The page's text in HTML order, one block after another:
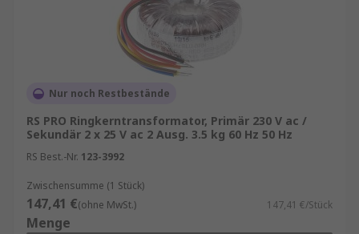
Nur noch Restbestände
RS PRO Ringkerntransformator, Primär 230 V ac /
Sekundär 2 x 25 V ac 2 Ausg. 3.5 kg 60 Hz 50 Hz
RS Best.-Nr. 123-3992
Zwischensumme (1 Stück)
147,41 €(ohne MwSt.) 147,41 €/Stück
Menge